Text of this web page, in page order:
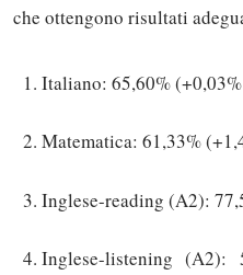
che ottengono risultati
Italiano: 65,60%
Matematica: 61,33%
Inglese-reading (A2):
Inglese-listening (A2):